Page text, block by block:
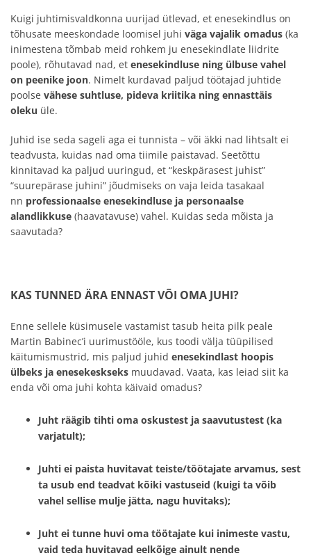
Kuigi juhtimisvaldkonna uurijad ütlevad, et enesekindlus on
tõhusate meeskondade loomisel juhi väga vajalik omadus (ka
inimestena tõmbab meid rohkem ju enesekindlate liidrite
poole), rõhutavad nad, et enesekindluse ning ülbuse vahel
on peenike joon. Nimelt kurdavad paljud töötajad juhtide
poolse vähese suhtluse, pideva kriitika ning ennasttäis
oleku üle.
Juhid ise seda sageli aga ei tunnista – või äkki nad lihtsalt ei
teadvusta, kuidas nad oma tiimile paistavad. Seetõttu
kinnitavad ka paljud uuringud, et “keskpärasest juhist”
“suurepärase juhini” jõudmiseks on vaja leida tasakaal
nn professionaalse enesekindluse ja personaalse
alandlikkuse (haavatavuse) vahel. Kuidas seda mõista ja
saavutada?
KAS TUNNED ÄRA ENNAST VÕI OMA JUHI?
Enne sellele küsimusele vastamist tasub heita pilk peale
Martin Babinec’i uurimustööle, kus toodi välja tüüpilised
käitumismustrid, mis paljud juhid enesekindlast hoopis
ülbeks ja enesekeskseks muudavad. Vaata, kas leiad siit ka
enda või oma juhi kohta käivaid omadus?
Juht räägib tihti oma oskustest ja saavutustest (ka
varjatult);
Juhti ei paista huvitavat teiste/töötajate arvamus, sest
ta usub end teadvat kõiki vastuseid (kuigi ta võib
vahel sellise mulje jätta, nagu huvitaks);
Juht ei tunne huvi oma töötajate kui inimeste vastu,
vaid teda huvitavad eelkõige ainult nende